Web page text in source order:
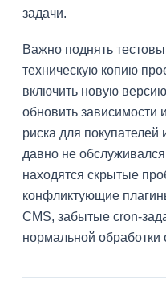
задачи.
Важно поднять
техническую копию
включить новую
обновить зависимости
риска для
давно не
находятся скрытые
конфликтующие
CMS, забытые cron-
нормальной обработки